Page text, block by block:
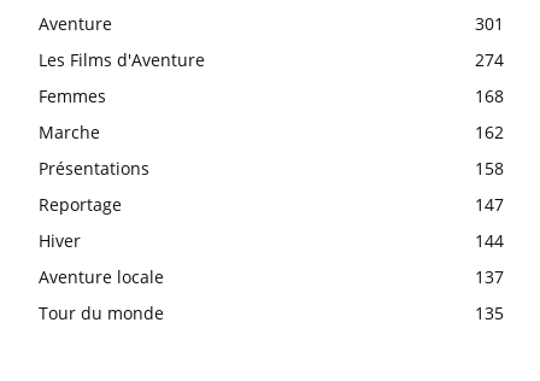
Aventure
301
Les Films d'Aventure
274
Femmes
168
Marche
162
Présentations
158
Reportage
147
Hiver
144
Aventure locale
137
Tour du monde
135